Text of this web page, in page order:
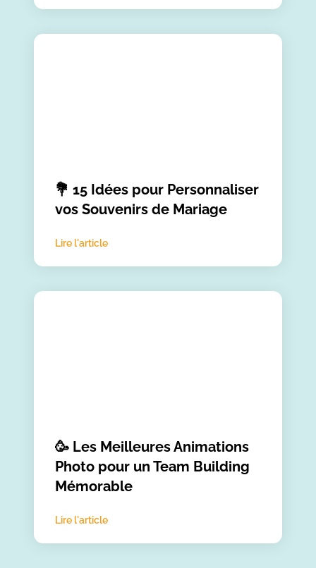
💐 15 Idées pour Personnaliser
vos Souvenirs de Mariage
Lire l'article
🥳 Les Meilleures Animations
Photo pour un Team Building
Mémorable
Lire l'article